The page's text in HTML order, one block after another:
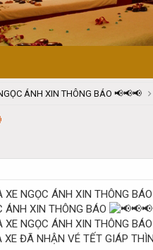
ÁNH XIN THÔNG BÁO 📢📢📢
ÁNH XIN THÔNG BÁO
XE ĐÃ NHẬN VÉ TẾT GIÁP